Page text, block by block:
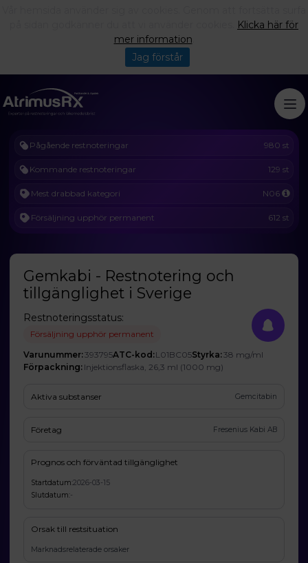
Pågående restnoteringar 980 st
Kommande restnoteringar 129 st
Mest drabbad kategori N06
Försäljning upphör permanent 612 st
Gemkabi - Restnotering och
tillgänglighet i Sverige
Restnoteringsstatus:
Försäljning upphör permanent
Varunummer:393795ATC-kod:L01BC05Styrka:38 mg/ml
Förpackning: Injektionsflaska, 26,3 ml (1000 mg)
Aktiva substanser Gemcitabin
Företag Fresenius Kabi AB
Prognos och förväntad tillgänglighet
Startdatum:2026-03-15
Slutdatum:-
Orsak till restsituation
Marknadsrelaterade orsaker
Klicka här för
mer information
Jag förstår